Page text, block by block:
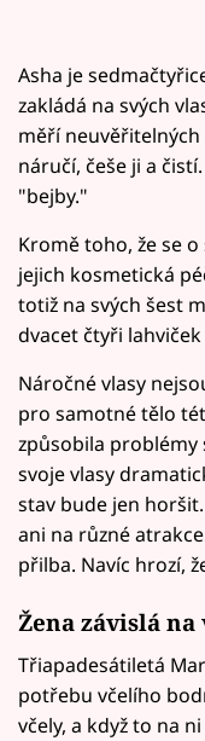
Asha je
zakládá na svých
měří neuvěřitelných
náručí, češe ji a
"bejby."
Kromě toho, že se
jejich kosmetická
totiž na svých šest
dvacet čtyři
Náročné vlasy
pro samotné tělo
způsobila problémy
svoje vlasy
stav bude jen
ani na různé
přilba. Navíc hrozí,
Žena závislá
Třiapadesátiletá
potřebu včelího
včely, a když to na